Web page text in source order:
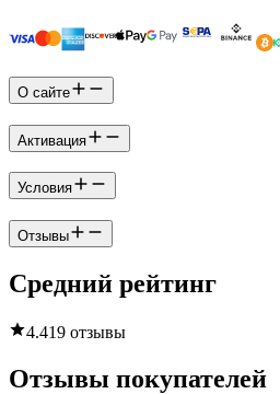
О сайте
Активация
Условия
Отзывы
Средний рейтинг
4.419 отзывы
Отзывы покупателей